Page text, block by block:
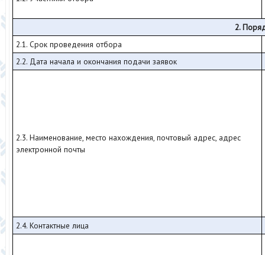
2.
2.1. Срок проведения отбора
2.2. Дата начала и окончания подачи заявок
2.3. Наименование, место нахождения, почтовый адрес, адрес
электронной почты
2.4. Контактные лица